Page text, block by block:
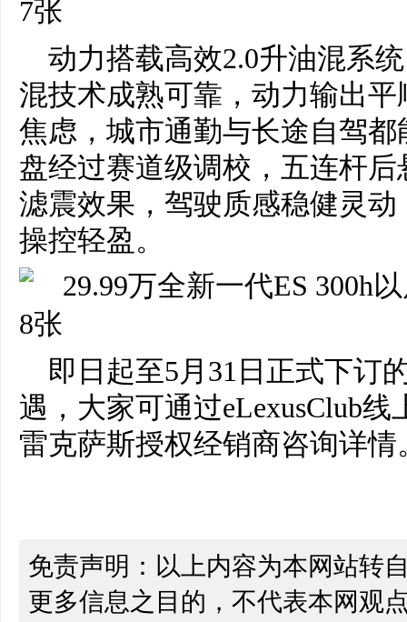
动力搭载高效2.0升油混系
混技术成熟可靠，动力输出
焦虑，城市通勤与长途自驾
盘经过赛道级调校，五连杆
滤震效果，驾驶质感稳健灵
操控轻盈。
即日起至5月31日正式下订
遇，大家可通过eLexusClub
雷克萨斯授权经销商咨询详情
免责声明：以上内容为本网站转
更多信息之目的，不代表本网观